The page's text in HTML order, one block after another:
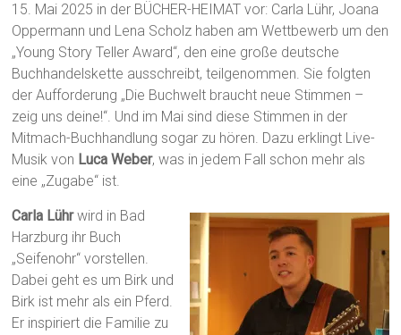
15. Mai 2025 in der BÜCHER-HEIMAT vor: Carla Lühr, Joana
Oppermann und Lena Scholz haben am Wettbewerb um den
„Young Story Teller Award“, den eine große deutsche
Buchhandelskette ausschreibt, teilgenommen. Sie folgten
der Aufforderung „Die Buchwelt braucht neue Stimmen –
zeig uns deine!“. Und im Mai sind diese Stimmen in der
Mitmach-Buchhandlung sogar zu hören. Dazu erklingt Live-
Musik von Luca Weber, was in jedem Fall schon mehr als
eine „Zugabe“ ist.
Carla Lührwird in Bad
Harzburg ihr Buch
„Seifenohr“ vorstellen.
Dabei geht es um Birk und
Birk ist mehr als ein Pferd.
Er inspiriert die Familie zu